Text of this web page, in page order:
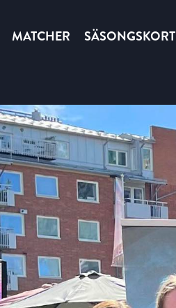
MATCHER SÄSONGSKORT